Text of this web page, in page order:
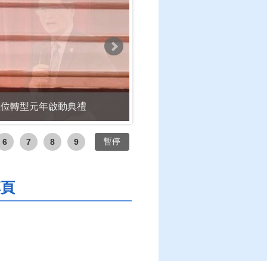
6 7 8 9 暫停